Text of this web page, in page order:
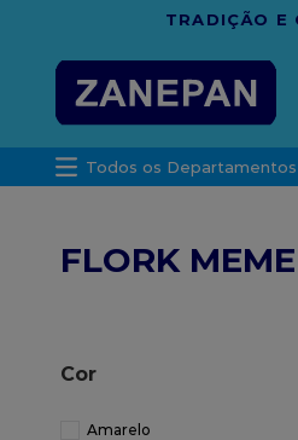
Todos os Departamentos
FLORK MEME
Cor
Amarelo